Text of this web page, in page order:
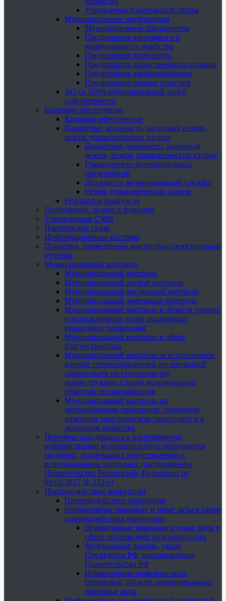
Учреждения издательской сферы
Муниципальные предприятия
Муниципальные предприятия
Предприятия жилищного и
коммунального хозяйства
Предприятия транспорта
Предприятия общественного питания
Предприятия здравоохранения
Предприятия прочих отраслей
АО со 100% муниципальной долей
собственности
Кадровое обеспечение
Кадровое обеспечение
Вакантные должности, кадровый резерв,
резерв управленческих кадров
Вакантные должности, кадровый
резерв, резерв управленческих кадров
Руководители муниципальных
предприятий
Должности муниципальной службы
Резерв управленческих кадров
Результаты конкурсов
Полномочия, задачи и функции
Учрежденные СМИ
Партнерские связи
Информационные системы
Проверки, проведенные контрольно-ревизионным
отделом
Муниципальный контроль
Муниципальный контроль
Муниципальный лесной контроль
Муниципальный жилищный контроль
Муниципальный земельный контроль
Муниципальный контроль в области охраны
и использования особо охраняемых
природных территорий
Муниципальный контроль в сфере
благоустройства
Муниципальный контроль за исполнением
единой теплоснабжающей организацией
обязательств по строительству,
реконструкции и (или) модернизации
объектов теплоснабжения
Муниципальный контроль на
автомобильном транспорте, городском
наземном электрическом транспорте и в
дорожном хозяйстве
Перечень находящихся в распоряжении
администрации муниципального образования
сведений, подлежащих представлению с
использованием координат (распоряжение
Правительства Российской Федерации от
09.02.2017 № 232-р)
Противодействие коррупции
Противодействие коррупции
Нормативные правовые и иные акты в сфере
противодействия коррупции
Нормативные правовые и иные акты в
сфере противодействия коррупции
Федеральные законы, указы
Президента РФ, постановления
Правительства РФ
Нормативные правовые акты
Орловской области, муниципальные
правовые акты